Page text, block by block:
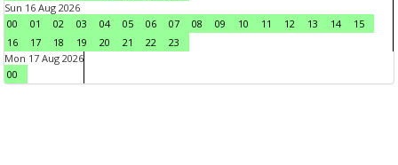
Sun 16 Aug 2026
00
01 02 03 04 05 06 07 08 09 10 11 12 13 14
15
16
17 18 19 20 21 22
23
Mon 17 Aug 2026
00